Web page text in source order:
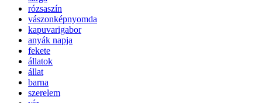
rózsaszín
vászonképnyomda
kapuvarigabor
anyák napja
fekete
állatok
állat
barna
szerelem